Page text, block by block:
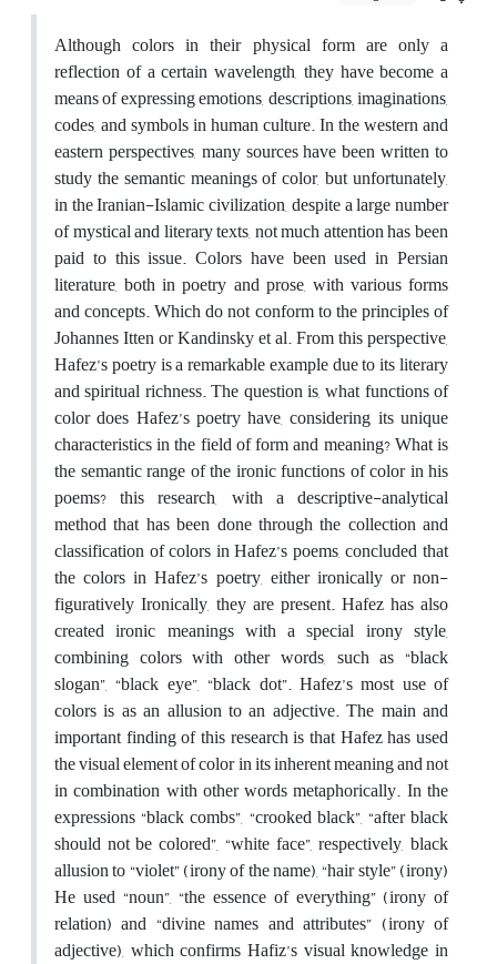
Although colors in their physical form are only a
reflection of a certain wavelength, they have become a
means of expressing emotions, descriptions, imaginations,
codes, and symbols in human culture. In the western and
eastern perspectives, many sources have been written to
study the semantic meanings of color, but unfortunately,
in the Iranian-Islamic civilization, despite a large number
of mystical and literary texts, not much attention has been
paid to this issue. Colors have been used in Persian
literature, both in poetry and prose, with various forms
and concepts. Which do not conform to the principles of
Johannes Itten or Kandinsky et al. From this perspective,
Hafez’s poetry is a remarkable example due to its literary
and spiritual richness. The question is, what functions of
color does Hafez’s poetry have, considering its unique
characteristics in the field of form and meaning? What is
the semantic range of the ironic functions of color in his
poems? this research, with a descriptive-analytical
method that has been done through the collection and
classification of colors in Hafez’s poems, concluded that
the colors in Hafez’s poetry, either ironically or non-
figuratively Ironically, they are present. Hafez has also
created ironic meanings with a special irony style,
combining colors with other words, such as “black
slogan”, “black eye”, “black dot”. Hafez’s most use of
colors is as an allusion to an adjective. The main and
important finding of this research is that Hafez has used
the visual element of color in its inherent meaning and not
in combination with other words metaphorically. In the
expressions “black combs”, “crooked black”, “after black
should not be colored”, “white face”, respectively, black
allusion to “violet” (irony of the name), “hair style” (irony)
He used “noun”, “the essence of everything” (irony of
relation) and “divine names and attributes” (irony of
adjective), which confirms Hafiz’s visual knowledge in